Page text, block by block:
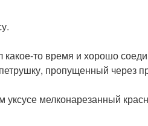
то время и хорошо
пропущенный через
мелконарезанный